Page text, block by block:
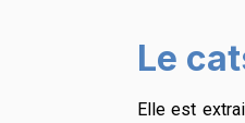
Le
Elle est